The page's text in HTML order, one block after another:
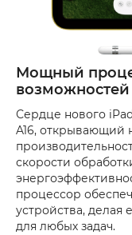
Мощный
возможностей
Сердце нового
A16, открывающий
скорости
процессор
устройства, делая
для любых задач.